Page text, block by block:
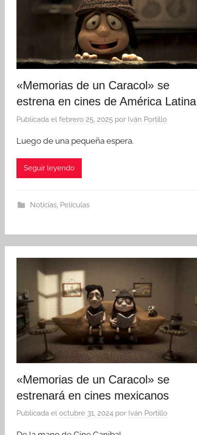
«Memorias de un Caracol» se
estrena en cines de América Latina
Publicada elfebrero 25, 2025 por Iván Portillo
Luego de una pequeña espera.
Seguir leyendo
Noticias, Películas
«Memorias de un Caracol» se
estrenará en cines mexicanos
Publicada eloctubre 31, 2024 por Iván Portillo